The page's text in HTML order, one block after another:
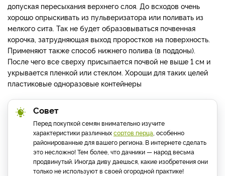
допуская пересыхания верхнего слоя. До всходов очень
хорошо опрыскивать из пульверизатора или поливать из
мелкого сита. Так не будет образовываться почвенная
корочка, затрудняющая выход проростков на поверхность.
Применяют также способ нижнего полива (в поддоны).
После чего все сверху присыпается почвой не выше 1 см и
укрывается пленкой или стеклом. Хороши для таких целей
пластиковые одноразовые контейнеры
Совет
Перед покупкой семян внимательно изучите
характеристики различныхсортов перца, особенно
районированные для вашего региона. В интернете сделать
это несложно! Тем более, что дачники — народ весьма
продвинутый. Иногда диву даешься, какие изобретения они
только не используют в своей огородной практике!